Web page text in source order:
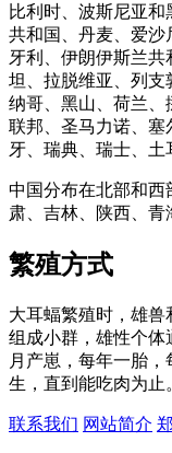
比利时、波斯尼亚
共和国、丹麦、爱沙
牙利、伊朗伊斯兰
坦、拉脱维亚、列支
纳哥、黑山、荷兰、
联邦、圣马力诺、塞
牙、瑞典、瑞士、土
中国分布在北部和西
肃、吉林、陕西、青
繁殖方式
大耳蝠繁殖时，雄
组成小群，雄性个体
月产崽，每年一胎
生，直到能吃肉为止
联系我们 网站简介